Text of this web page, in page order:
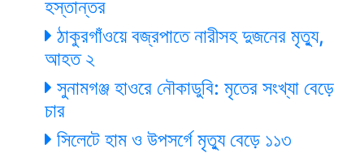
হস্তান্তর
ঠাকুরগাঁওয়ে বজ্রপাতে নারীসহ দুজনের মৃত্যু,
আহত ২
সুনামগঞ্জ হাওরে নৌকাডুবি: মৃতের সংখ্যা বেড়ে
চার
সিলেটে হাম ও উপসর্গে মৃত্যু বেড়ে ১১৩